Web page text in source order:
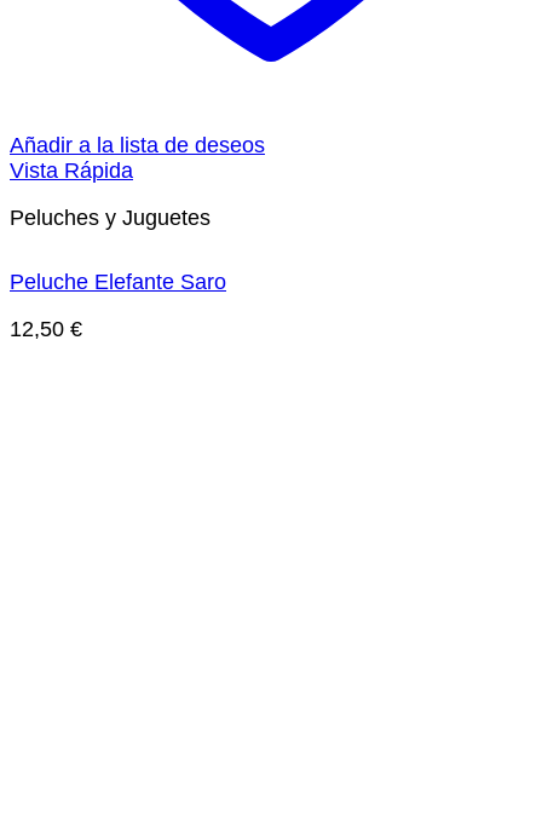
Añadir a la lista de deseos
Vista Rápida
Peluches y Juguetes
Peluche Elefante Saro
12,50 €